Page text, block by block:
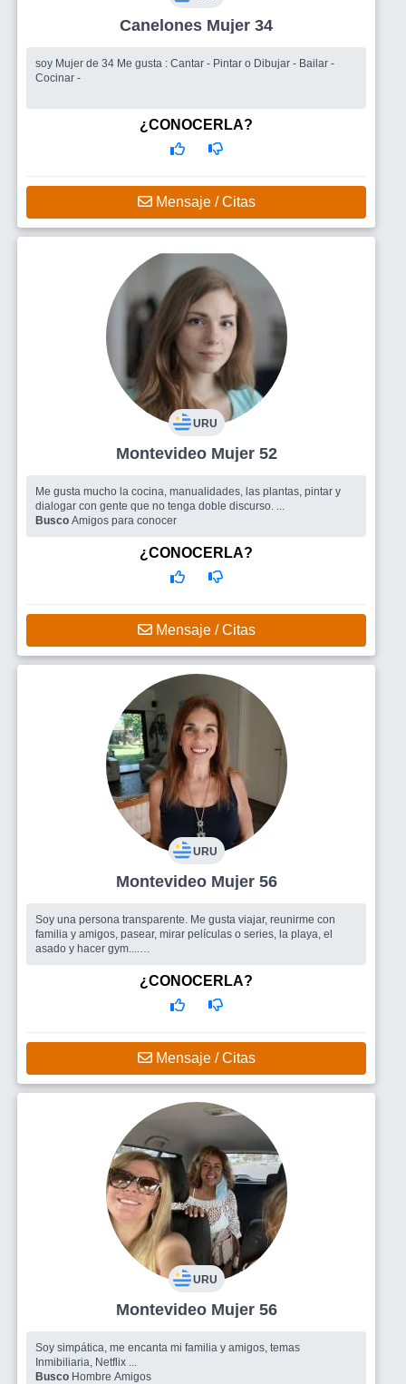
Canelones Mujer 34
soy Mujer de 34 Me gusta : Cantar - Pintar o Dibujar - Bailar -
Cocinar -
¿CONOCERLA?
Mensaje / Citas
URU
Montevideo Mujer 52
Me gusta mucho la cocina, manualidades, las plantas, pintar y
dialogar con gente que no tenga doble discurso. ...
Busco Amigos para conocer
¿CONOCERLA?
Mensaje / Citas
URU
Montevideo Mujer 56
Soy una persona transparente. Me gusta viajar, reunirme con
familia y amigos, pasear, mirar películas o series, la playa, el
asado y hacer gym....
¿CONOCERLA?
Mensaje / Citas
URU
Montevideo Mujer 56
Soy simpática, me encanta mi familia y amigos, temas
Inmibiliaria, Netflix ...
Busco
Hombre Amigos